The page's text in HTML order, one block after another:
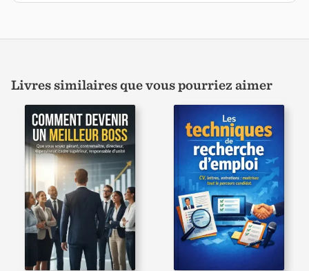
Livres similaires que vous pourriez aimer